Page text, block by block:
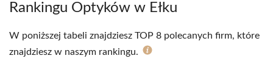
Rankingu Optyków w Ełku
W poniższej tabeli znajdziesz TOP 8 polecanych firm, które
znajdziesz w naszym rankingu.